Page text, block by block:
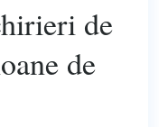
de
de